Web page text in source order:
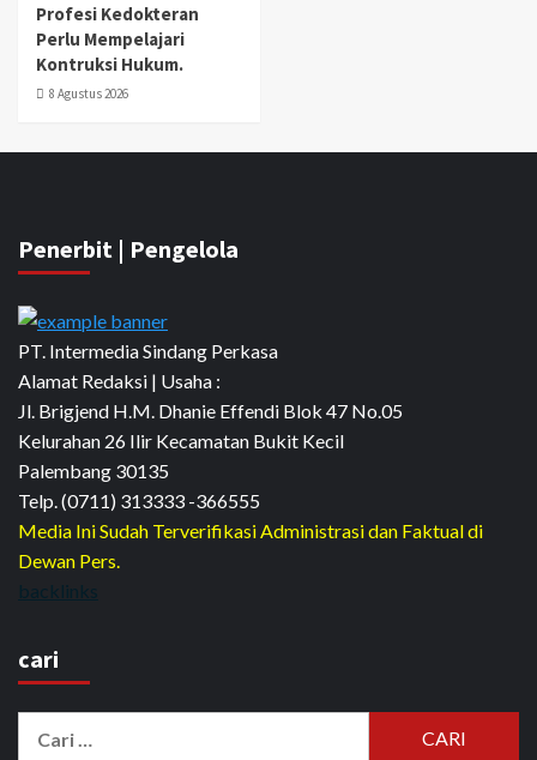
Profesi Kedokteran
Perlu Mempelajari
Kontruksi Hukum.
8 Agustus 2026
Penerbit | Pengelola
PT. Intermedia Sindang Perkasa
Alamat Redaksi | Usaha :
Jl. Brigjend H.M. Dhanie Effendi Blok 47 No.05
Kelurahan 26 Ilir Kecamatan Bukit Kecil
Palembang 30135
Telp. (0711) 313333 -366555
Media Ini Sudah Terverifikasi Administrasi dan Faktual di
Dewan Pers.
backlinks
cari